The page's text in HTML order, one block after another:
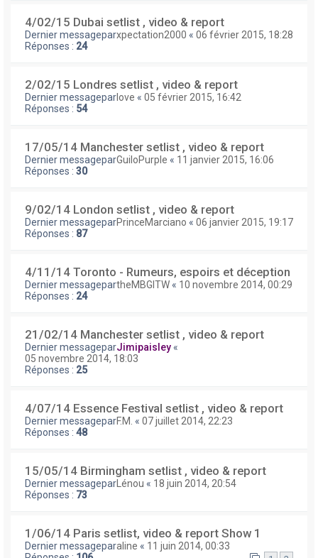
4/02/15 Dubai setlist , video & report
Dernier messageparxpectation2000 « 06 février 2015, 18:28
Réponses : 24
2/02/15 Londres setlist , video & report
Dernier messageparlove « 05 février 2015, 16:42
Réponses : 54
17/05/14 Manchester setlist , video & report
Dernier messageparGuiloPurple « 11 janvier 2015, 16:06
Réponses : 30
9/02/14 London setlist , video & report
Dernier messageparPrinceMarciano « 06 janvier 2015, 19:17
Réponses : 87
4/11/14 Toronto - Rumeurs, espoirs et déception
Dernier messagepartheMBGITW « 10 novembre 2014, 00:29
Réponses : 24
21/02/14 Manchester setlist , video & report
Dernier messageparJimipaisley «
05 novembre 2014, 18:03
Réponses : 25
4/07/14 Essence Festival setlist , video & report
Dernier messageparF.M. « 07 juillet 2014, 22:23
Réponses : 48
15/05/14 Birmingham setlist , video & report
Dernier messagepar Lénou « 18 juin 2014, 20:54
Réponses : 73
1/06/14 Paris setlist, video & report Show 1
Dernier messageparaline « 11 juin 2014, 00:33